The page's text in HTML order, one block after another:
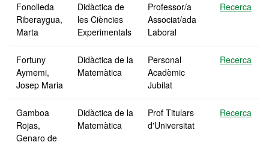
Fonolleda
Riberaygua,
Marta
Didàctica de
les Ciències
Experimentals
Professor/a
Associat/ada
Laboral
Recerca
Fortuny
Aymemi,
Josep Maria
Didàctica de la
Matemàtica
Personal
Acadèmic
Jubilat
Recerca
Gamboa
Rojas,
Genaro de
Didàctica de la
Matemàtica
Prof Titulars
d'Universitat
Recerca